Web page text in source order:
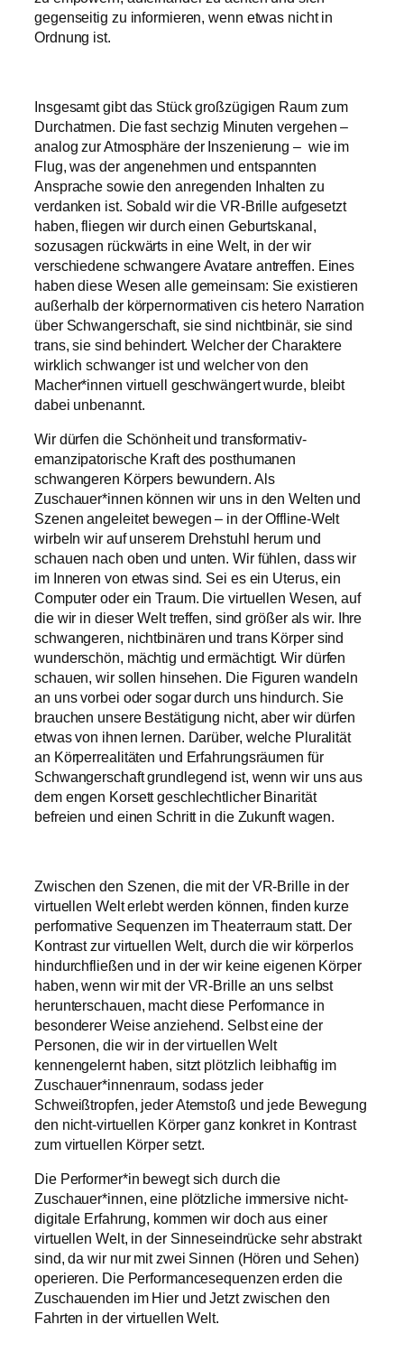
gegenseitig zu informieren, wenn etwas nicht in
Ordnung ist.
Insgesamt gibt das Stück großzügigen Raum zum
Durchatmen. Die fast sechzig Minuten vergehen –
analog zur Atmosphäre der Inszenierung – wie im
Flug, was der angenehmen und entspannten
Ansprache sowie den anregenden Inhalten zu
verdanken ist. Sobald wir die VR-Brille aufgesetzt
haben, fliegen wir durch einen Geburtskanal,
sozusagen rückwärts in eine Welt, in der wir
verschiedene schwangere Avatare antreffen. Eines
haben diese Wesen alle gemeinsam: Sie existieren
außerhalb der körpernormativen cis hetero Narration
über Schwangerschaft, sie sind nichtbinär, sie sind
trans, sie sind behindert. Welcher der Charaktere
wirklich schwanger ist und welcher von den
Macher*innen virtuell geschwängert wurde, bleibt
dabei unbenannt.
Wir dürfen die Schönheit und transformativ-
emanzipatorische Kraft des posthumanen
schwangeren Körpers bewundern. Als
Zuschauer*innen können wir uns in den Welten und
Szenen angeleitet bewegen – in der Offline-Welt
wirbeln wir auf unserem Drehstuhl herum und
schauen nach oben und unten. Wir fühlen, dass wir
im Inneren von etwas sind. Sei es ein Uterus, ein
Computer oder ein Traum. Die virtuellen Wesen, auf
die wir in dieser Welt treffen, sind größer als wir. Ihre
schwangeren, nichtbinären und trans Körper sind
wunderschön, mächtig und ermächtigt. Wir dürfen
schauen, wir sollen hinsehen. Die Figuren wandeln
an uns vorbei oder sogar durch uns hindurch. Sie
brauchen unsere Bestätigung nicht, aber wir dürfen
etwas von ihnen lernen. Darüber, welche Pluralität
an Körperrealitäten und Erfahrungsräumen für
Schwangerschaft grundlegend ist, wenn wir uns aus
dem engen Korsett geschlechtlicher Binarität
befreien und einen Schritt in die Zukunft wagen.
Zwischen den Szenen, die mit der VR-Brille in der
virtuellen Welt erlebt werden können, finden kurze
performative Sequenzen im Theaterraum statt. Der
Kontrast zur virtuellen Welt, durch die wir körperlos
hindurchfließen und in der wir keine eigenen Körper
haben, wenn wir mit der VR-Brille an uns selbst
herunterschauen, macht diese Performance in
besonderer Weise anziehend. Selbst eine der
Personen, die wir in der virtuellen Welt
kennengelernt haben, sitzt plötzlich leibhaftig im
Zuschauer*innenraum, sodass jeder
Schweißtropfen, jeder Atemstoß und jede Bewegung
den nicht-virtuellen Körper ganz konkret in Kontrast
zum virtuellen Körper setzt.
Die Performer*in bewegt sich durch die
Zuschauer*innen, eine plötzliche immersive nicht-
digitale Erfahrung, kommen wir doch aus einer
virtuellen Welt, in der Sinneseindrücke sehr abstrakt
sind, da wir nur mit zwei Sinnen (Hören und Sehen)
operieren. Die Performancesequenzen erden die
Zuschauenden im Hier und Jetzt zwischen den
Fahrten in der virtuellen Welt.